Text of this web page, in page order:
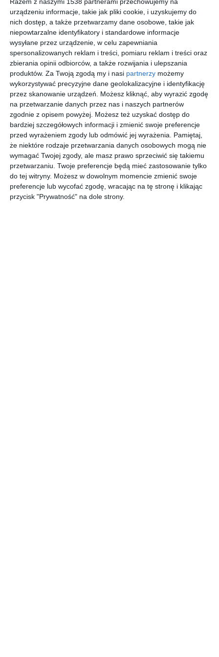
Razem z naszymi 1538 partnerami przechowujemy na
urządzeniu informacje, takie jak pliki cookie, i uzyskujemy do
nich dostęp, a także przetwarzamy dane osobowe, takie jak
niepowtarzalne identyfikatory i standardowe informacje
wysyłane przez urządzenie, w celu zapewniania
spersonalizowanych reklam i treści, pomiaru reklam i treści oraz
zbierania opinii odbiorców, a także rozwijania i ulepszania
produktów. Za Twoją zgodą my i nasi partnerzy możemy
wykorzystywać precyzyjne dane geolokalizacyjne i identyfikację
przez skanowanie urządzeń. Możesz kliknąć, aby wyrazić zgodę
na przetwarzanie danych przez nas i naszych partnerów
zgodnie z opisem powyżej. Możesz też uzyskać dostęp do
bardziej szczegółowych informacji i zmienić swoje preferencje
przed wyrażeniem zgody lub odmówić jej wyrażenia. Pamiętaj,
że niektóre rodzaje przetwarzania danych osobowych mogą nie
wymagać Twojej zgody, ale masz prawo sprzeciwić się takiemu
przetwarzaniu. Twoje preferencje będą mieć zastosowanie tylko
do tej witryny. Możesz w dowolnym momencie zmienić swoje
preferencje lub wycofać zgodę, wracając na tę stronę i klikając
przycisk "Prywatność" na dole strony.
Sentymentalny ogród
Dodaj do ulubionych
Ogród dla leniwych